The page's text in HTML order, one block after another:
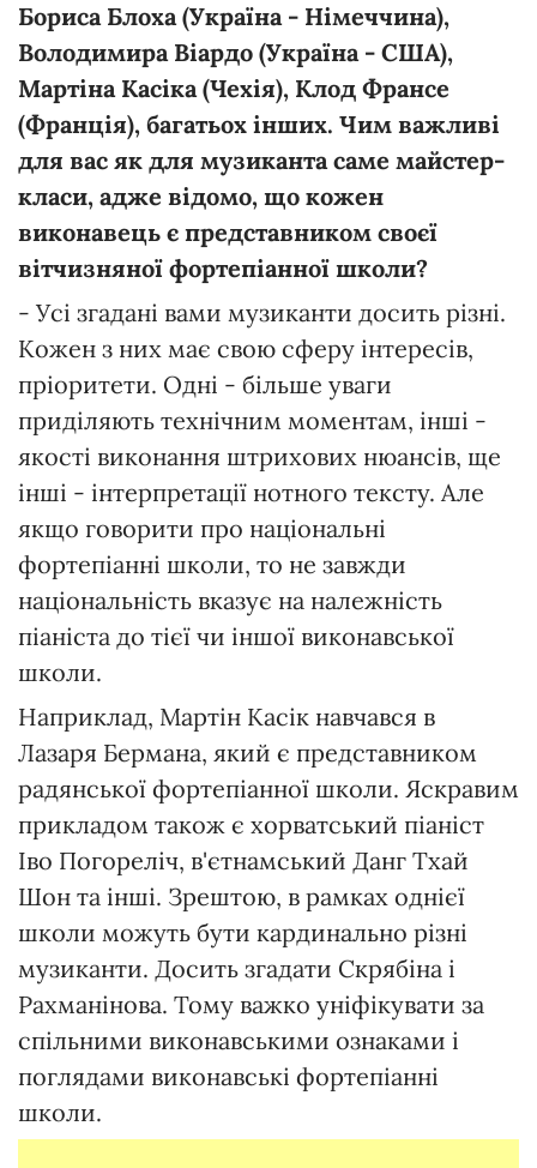
Бориса Блоха (Україна - Німеччина),
Володимира Віардо (Україна - США),
Мартіна Касіка (Чехія), Клод Франсе
(Франція), багатьох інших. Чим важливі
для вас як для музиканта саме майстер-
класи, адже відомо, що кожен
виконавець є представником своєї
вітчизняної фортепіанної школи?
- Усі згадані вами музиканти досить різні.
Кожен з них має свою сферу інтересів,
пріоритети. Одні - більше уваги
приділяють технічним моментам, інші -
якості виконання штрихових нюансів, ще
інші - інтерпретації нотного тексту. Але
якщо говорити про національні
фортепіанні школи, то не завжди
національність вказує на належність
піаніста до тієї чи іншої виконавської
школи.
Наприклад, Мартін Касік навчався в
Лазаря Бермана, який є представником
радянської фортепіанної школи. Яскравим
прикладом також є хорватський піаніст
Іво Погореліч, в'єтнамський Данг Тхай
Шон та інші. Зрештою, в рамках однієї
школи можуть бути кардинально різні
музиканти. Досить згадати Скрябіна і
Рахманінова. Тому важко уніфікувати за
спільними виконавськими ознаками і
поглядами виконавські фортепіанні
школи.